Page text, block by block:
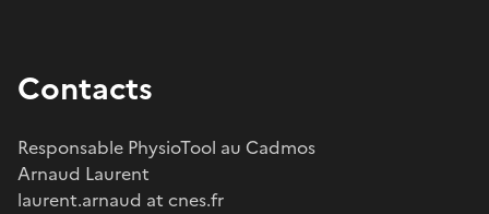
Contacts
Responsable PhysioTool au Cadmos
Arnaud Laurent
laurent.arnaud at cnes.fr